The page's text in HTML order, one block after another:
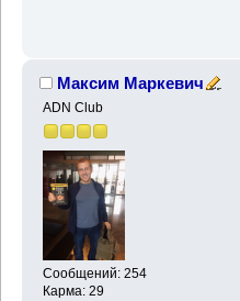
Максим Маркевич
ADN Club
Сообщений: 254
Карма: 29